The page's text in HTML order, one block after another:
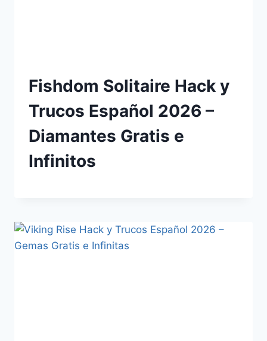
Fishdom Solitaire Hack y
Trucos Español 2026 –
Diamantes Gratis e
Infinitos